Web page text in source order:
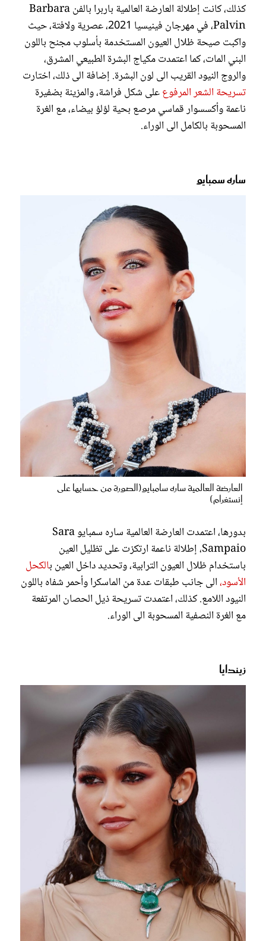
كذلك، كانت إطلالة العارضة العالمية باربرا بالفن Barbara
Palvin، في مهرجان فينيسيا 2021، عصرية ولافتة، حيث
واكبت صيحة ظلال العيون المستخدمة بأسلوب مجنح باللون
البني المات، كما اعتمدت مكياج البشرة الطبيعي المشرق،
والروج النيود القريب الى لون البشرة. إضافة الى ذلك، اختارت
تسريحة الشعر المرفوععلى شكل فراشة، والمزينة بضفيرة
ناعمة وأكسسوار قماسي مرصع بحية لؤلؤ بيضاء، مع الغرة
المسحوبة بالكامل الى الوراء.
ساره سمبايو
العارضة العالمية ساره سامبايو(الصورة من حسابها على
إنستغرام)
بدورها، اعتمدت العارضة العالمية ساره سمبايو Sara
Sampaio، إطلالة ناعمة ارتكزت على تظليل العين
باستخدام ظلال العيون الترابية، وتحديد داخل العين بالكحل
الأسود،الى جانب طبقات عدة من الماسكرا وأحمر شفاه باللون
النيود اللامع. كذلك، اعتمدت تسريحة ذيل الحصان المرتفعة
مع الغرة النصفية المسحوبة الى الوراء.
زيندايا